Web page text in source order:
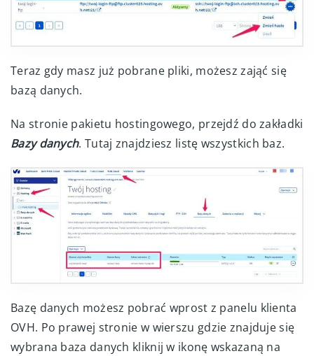
Teraz gdy masz już pobrane pliki, możesz zająć się
bazą danych.
Na stronie pakietu hostingowego, przejdź do zakładki
Bazy danych. Tutaj znajdziesz listę wszystkich baz.
Bazę danych możesz pobrać wprost z panelu klienta
OVH. Po prawej stronie w wierszu gdzie znajduje się
wybrana baza danych kliknij w ikonę wskazaną na